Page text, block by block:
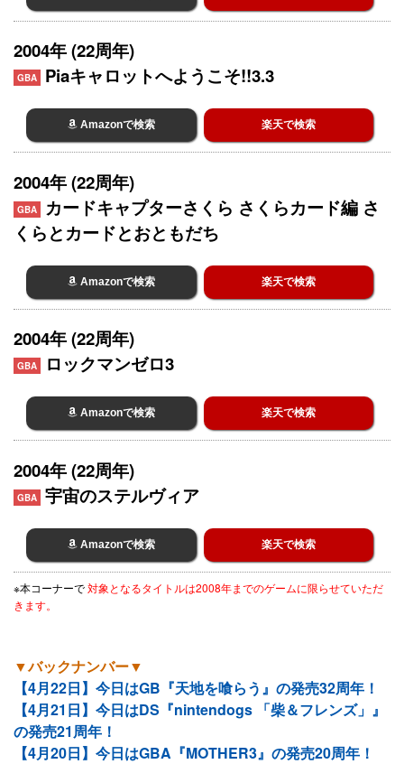
2004年 (22周年)
GBA Piaキャロットへようこそ!!3.3
Amazonで検索 楽天で検索
2004年 (22周年)
GBA
カードキャプターさくら さくらカード編 さ
くらとカードとおともだち
Amazonで検索 楽天で検索
2004年 (22周年)
GBA ロックマンゼロ3
Amazonで検索 楽天で検索
2004年 (22周年)
GBA 宇宙のステルヴィア
Amazonで検索 楽天で検索
※本コーナーで対象となるタイトルは2008年までのゲームに限らせていただ
きます。
▼バックナンバー▼
【4月22日】今日はGB『天地を喰らう』の発売32周年！
【4月21日】今日はDS『nintendogs 「柴＆フレンズ」』
の発売21周年！
【4月20日】今日はGBA『MOTHER3』の発売20周年！